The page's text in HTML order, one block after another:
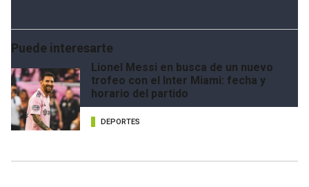
Puede interesarte
Lionel Messi en busca de un nuevo
trofeo con el Inter Miami: fecha y
horario del partido
DEPORTES